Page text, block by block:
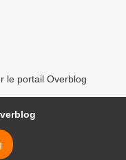
le portail Overblog